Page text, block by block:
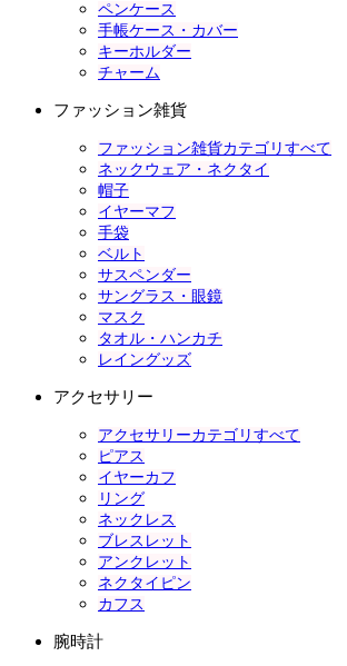
ペンケース
手帳ケース・カバー
キーホルダー
チャーム
ファッション雑貨
ファッション雑貨カテゴリすべて
ネックウェア・ネクタイ
帽子
イヤーマフ
手袋
ベルト
サスペンダー
サングラス・眼鏡
マスク
タオル・ハンカチ
レイングッズ
アクセサリー
アクセサリーカテゴリすべて
ピアス
イヤーカフ
リング
ネックレス
ブレスレット
アンクレット
ネクタイピン
カフス
腕時計